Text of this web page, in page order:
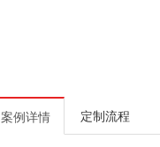
案例详情 定制流程